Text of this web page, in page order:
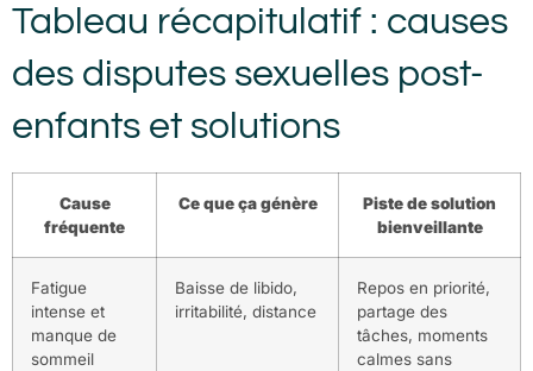
Tableau récapitulatif : causes
des disputes sexuelles post-
enfants et solutions
Cause
fréquente
Ce que ça génère
Piste de solution
bienveillante
Fatigue
intense et
manque de
sommeil
Baisse de libido,
irritabilité, distance
Repos en priorité,
partage des
tâches, moments
calmes sans